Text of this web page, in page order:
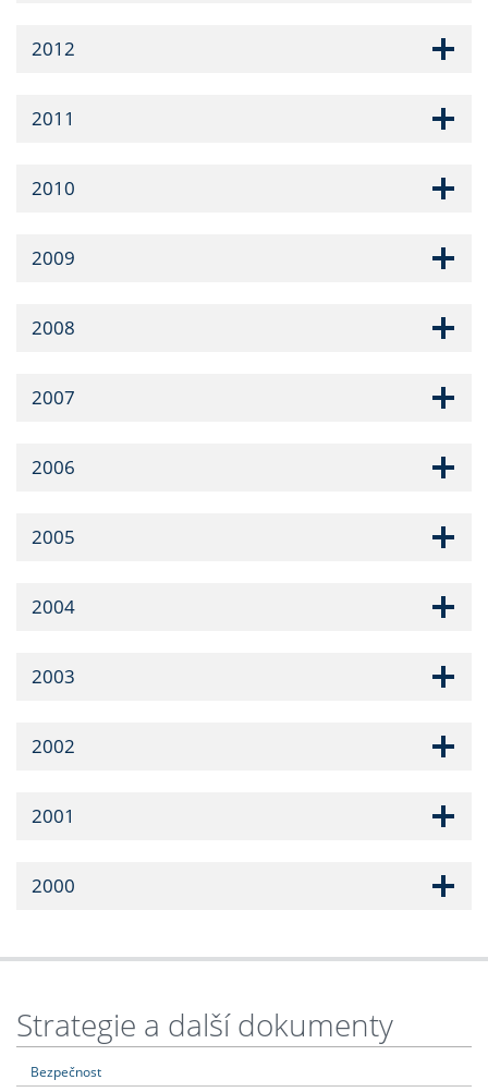
2012
2011
2010
2009
2008
2007
2006
2005
2004
2003
2002
2001
2000
Strategie a další dokumenty
Bezpečnost